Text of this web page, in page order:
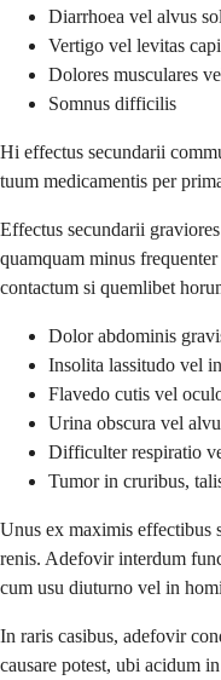
Diarrhoea vel alvus
Vertigo vel levitas
Dolores musculares
Somnus difficilis
Hi effectus secundarii
tuum medicamentis per
Effectus secundarii
quamquam minus
contactum si quemlibet
Dolor abdominis
Insolita lassitudo vel
Flavedo cutis vel
Urina obscura vel
Difficulter respiratio
Tumor in cruribus,
Unus ex maximis effectibus
renis. Adefovir interdum
cum usu diuturno vel in
In raris casibus, adefovir
causare potest, ubi acidum